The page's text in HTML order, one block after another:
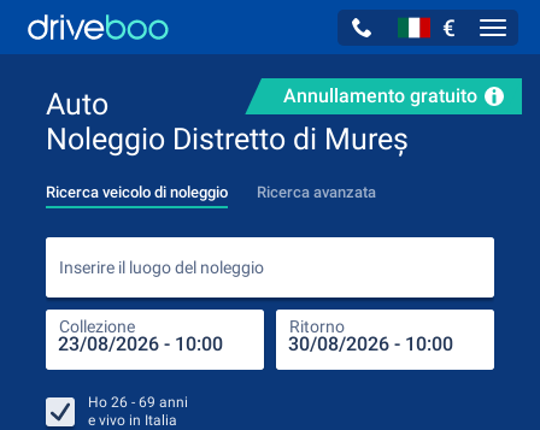
€
Annullamento gratuito
Auto
Noleggio Distretto di Mureș
Ricerca veicolo di noleggio Ricerca avanzata
Inserire il luogo del noleggio
Collezione Ritorno
Ho 26 - 69 anni
e vivo in Italia